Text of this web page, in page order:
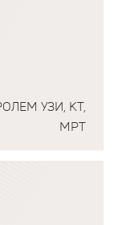
УЗИ, КТ,
МРТ